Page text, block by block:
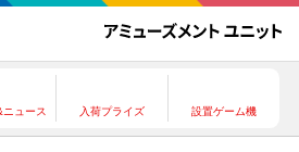
ニュース 入荷プライズ 設置ゲーム機